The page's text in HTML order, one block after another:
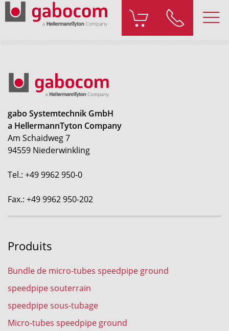
gabo Systemtechnik GmbH
a HellermannTyton Company
Am Schaidweg 7
94559 Niederwinkling
Tel.: +49 9962 950-0
Fax.: +49 9962 950-202
Produits
Bundle de micro-tubes speedpipe ground
speedpipe souterrain
speedpipe sous-tubage
Micro-tubes speedpipe ground